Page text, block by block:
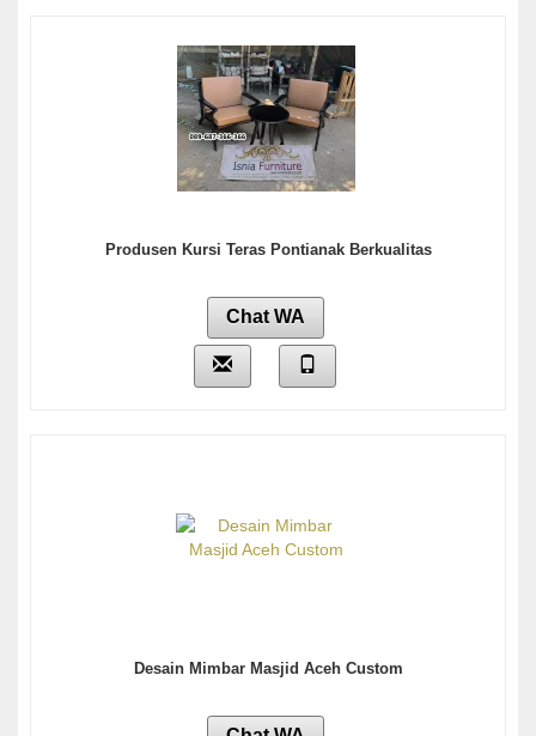
Produsen Kursi Teras Pontianak Berkualitas
Chat WA
Desain Mimbar Masjid Aceh Custom